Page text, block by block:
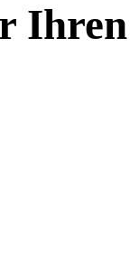
Ihren